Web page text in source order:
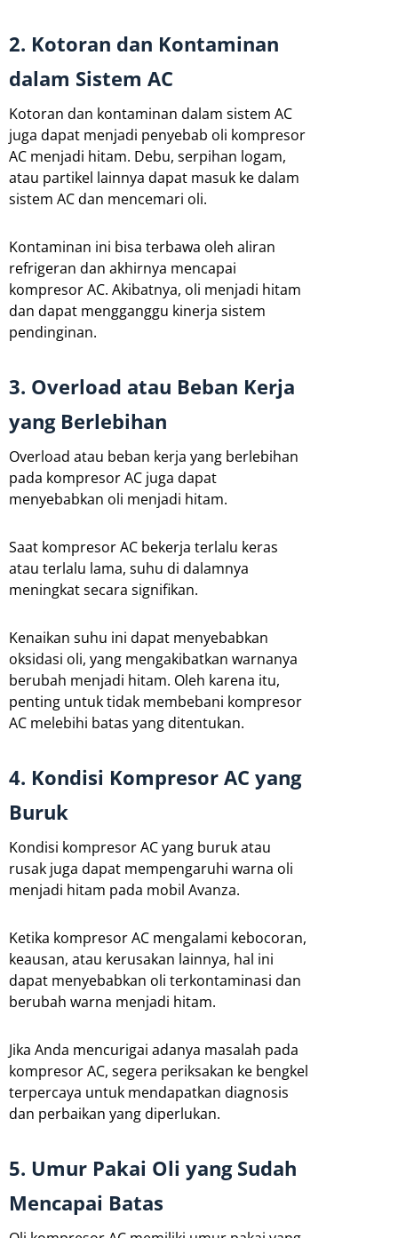
2. Kotoran dan Kontaminan
dalam Sistem AC
Kotoran dan kontaminan dalam sistem AC
juga dapat menjadi penyebab oli kompresor
AC menjadi hitam. Debu, serpihan logam,
atau partikel lainnya dapat masuk ke dalam
sistem AC dan mencemari oli.
Kontaminan ini bisa terbawa oleh aliran
refrigeran dan akhirnya mencapai
kompresor AC. Akibatnya, oli menjadi hitam
dan dapat mengganggu kinerja sistem
pendinginan.
3. Overload atau Beban Kerja
yang Berlebihan
Overload atau beban kerja yang berlebihan
pada kompresor AC juga dapat
menyebabkan oli menjadi hitam.
Saat kompresor AC bekerja terlalu keras
atau terlalu lama, suhu di dalamnya
meningkat secara signifikan.
Kenaikan suhu ini dapat menyebabkan
oksidasi oli, yang mengakibatkan warnanya
berubah menjadi hitam. Oleh karena itu,
penting untuk tidak membebani kompresor
AC melebihi batas yang ditentukan.
4. Kondisi Kompresor AC yang
Buruk
Kondisi kompresor AC yang buruk atau
rusak juga dapat mempengaruhi warna oli
menjadi hitam pada mobil Avanza.
Ketika kompresor AC mengalami kebocoran,
keausan, atau kerusakan lainnya, hal ini
dapat menyebabkan oli terkontaminasi dan
berubah warna menjadi hitam.
Jika Anda mencurigai adanya masalah pada
kompresor AC, segera periksakan ke bengkel
terpercaya untuk mendapatkan diagnosis
dan perbaikan yang diperlukan.
5. Umur Pakai Oli yang Sudah
Mencapai Batas